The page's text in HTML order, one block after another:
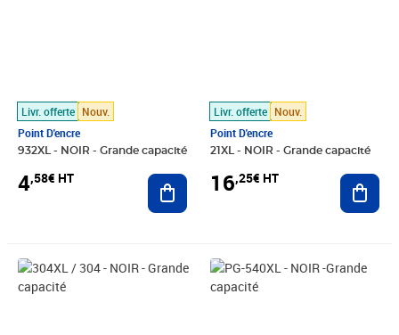
Livr. offerte Nouv.
Point D'encre
932XL - NOIR - Grande capacité
4,58€ HT Ajouter au panier
Livr. offerte Nouv.
Point D'encre
21XL - NOIR - Grande capacité
16,25€ HT
Prix 12,08€ HT Prix 17,50€ HT